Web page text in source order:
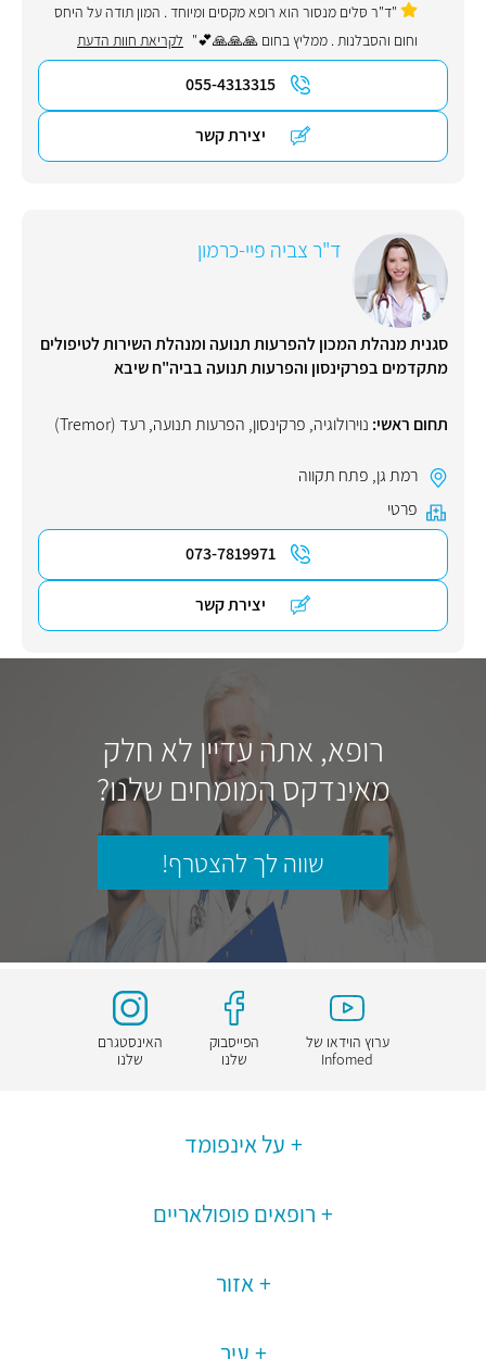
"ד"ר סּלים מנסור הוא רופא מקסים ומיוחד . המון תודה על היחס
וחום והסבלנות . ממליץ בחום 🙏🙏🙏💕" לקריאת חוות הדעת
055-4313315
יצירת קשר
ד"ר צביה פיי-כרמון
סגנית מנהלת המכון להפרעות תנועה ומנהלת השירות לטיפולים
מתקדמים בפרקינסון והפרעות תנועה בביה"ח שיבא
תחום ראשי: נוירולוגיה, פרקינסון, הפרעות תנועה,רעד (Tremor)
רמת גן, פתח תקווה
פרטי
073-7819971
יצירת קשר
רופא, אתה עדיין לא חלק
מאינדקס המומחים שלנו?
שווה לך להצטרף!
ערוץ הוידאו של
Infomed
הפייסבוק
שלנו
האינסטגרם
שלנו
על אינפומד
רופאים פופולאריים
אזור
עיר